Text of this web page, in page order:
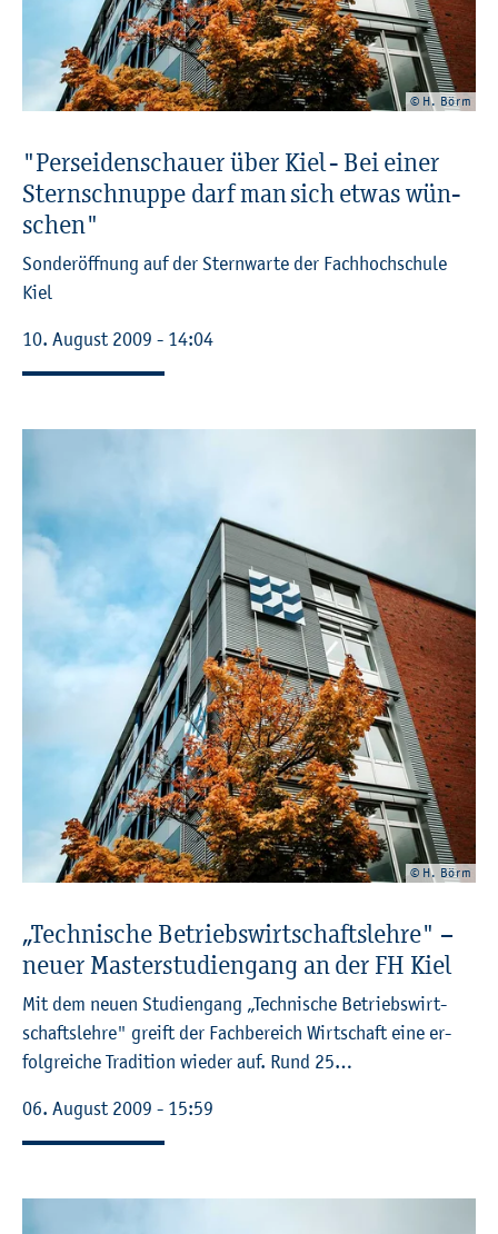
© H. Börm
"Per­sei­den­schau­er über Kiel - Bei einer
Stern­schnup­pe darf man sich etwas wün­
schen"
Son­der­öff­nung auf der Stern­war­te der Fach­hoch­schu­le
Kiel
10. Au­gust 2009 - 14:04
© H. Börm
„Tech­ni­sche Be­triebs­wirt­schafts­leh­re" –
neuer Mas­ter­stu­di­en­gang an der FH Kiel
Mit dem neuen Stu­di­en­gang „Tech­ni­sche Be­triebs­wirt­
schafts­leh­re" greift der Fach­be­reich Wirt­schaft eine er­
folg­rei­che Tra­di­ti­on wie­der auf. Rund 25…
06. Au­gust 2009 - 15:59